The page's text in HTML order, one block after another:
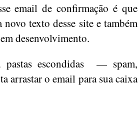
email de confirmação é que
novo texto desse site e também
desenvolvimento.
pastas escondidas — spam,
arrastar o email para sua caixa